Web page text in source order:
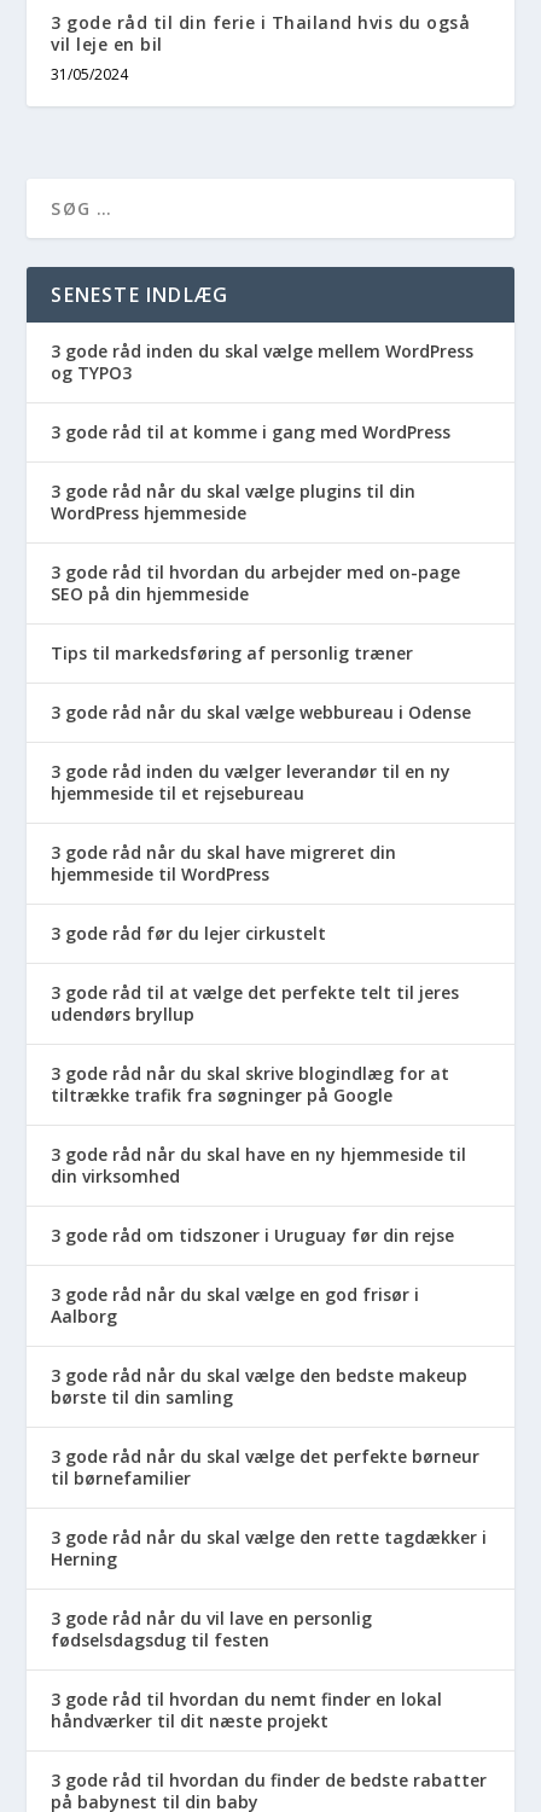
3 gode råd til din ferie i Thailand hvis du også
vil leje en bil
31/05/2024
SENESTE INDLÆG
3 gode råd inden du skal vælge mellem WordPress
og TYPO3
3 gode råd til at komme i gang med WordPress
3 gode råd når du skal vælge plugins til din
WordPress hjemmeside
3 gode råd til hvordan du arbejder med on-page
SEO på din hjemmeside
Tips til markedsføring af personlig træner
3 gode råd når du skal vælge webbureau i Odense
3 gode råd inden du vælger leverandør til en ny
hjemmeside til et rejsebureau
3 gode råd når du skal have migreret din
hjemmeside til WordPress
3 gode råd før du lejer cirkustelt
3 gode råd til at vælge det perfekte telt til jeres
udendørs bryllup
3 gode råd når du skal skrive blogindlæg for at
tiltrække trafik fra søgninger på Google
3 gode råd når du skal have en ny hjemmeside til
din virksomhed
3 gode råd om tidszoner i Uruguay før din rejse
3 gode råd når du skal vælge en god frisør i
Aalborg
3 gode råd når du skal vælge den bedste makeup
børste til din samling
3 gode råd når du skal vælge det perfekte børneur
til børnefamilier
3 gode råd når du skal vælge den rette tagdækker i
Herning
3 gode råd når du vil lave en personlig
fødselsdagsdug til festen
3 gode råd til hvordan du nemt finder en lokal
håndværker til dit næste projekt
3 gode råd til hvordan du finder de bedste rabatter
på babynest til din baby